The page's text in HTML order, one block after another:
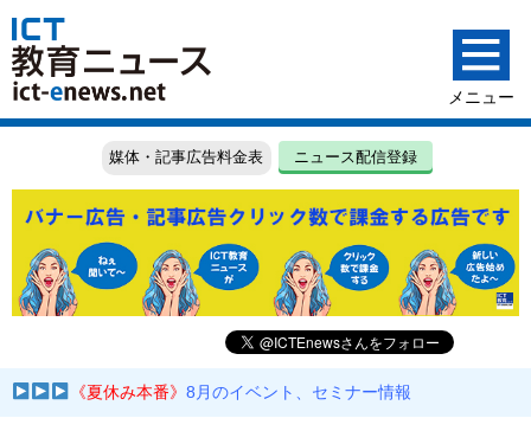
媒体・記事広告料金表 ニュース配信登録
《夏休み本番》8月のイベント、セミナー情報